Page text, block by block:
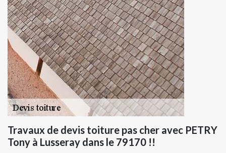
Travaux de devis toiture pas cher avec PETRY
Tony à Lusseray dans le 79170 !!